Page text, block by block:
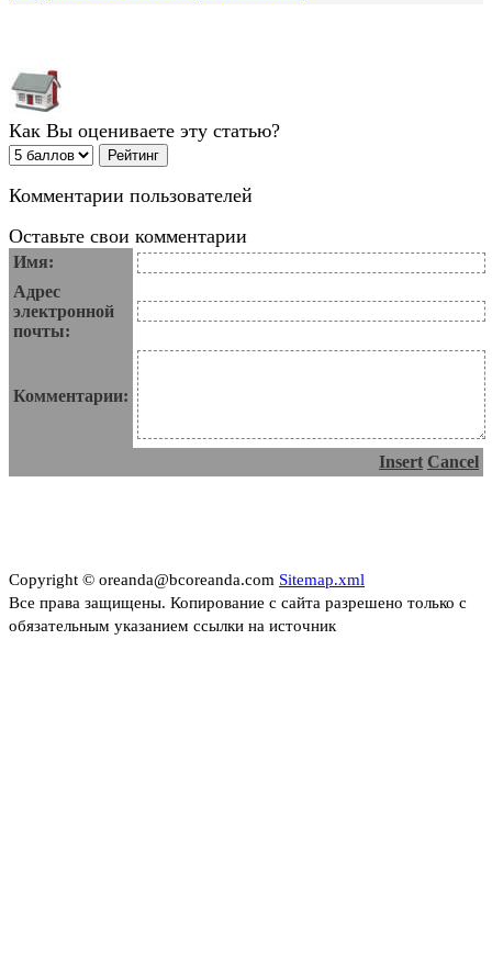
Как Вы оцениваете эту статью?
Комментарии пользователей
Оставьте свои комментарии
Имя:
Адрес
электронной
почты:
Комментарии:
Insert Cancel
Copyright © oreanda@bcoreanda.com Sitemap.xml
Все права защищены. Копирование с сайта разрешено только с
обязательным указанием ссылки на источник